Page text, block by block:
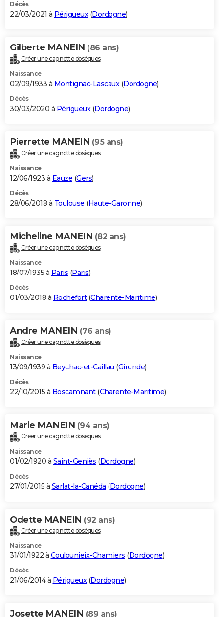
Décès
22/03/2021 à Périgueux(Dordogne)
Gilberte MANEIN (86 ans)
Créer une cagnotte obsèques
Naissance
02/09/1933 à Montignac-Lascaux(Dordogne)
Décès
30/03/2020 à Périgueux(Dordogne)
Pierrette MANEIN (95 ans)
Créer une cagnotte obsèques
Naissance
12/06/1923 à Eauze (Gers)
Décès
28/06/2018 à Toulouse (Haute-Garonne)
Micheline MANEIN (82 ans)
Créer une cagnotte obsèques
Naissance
18/07/1935 à Paris (Paris)
Décès
01/03/2018 à Rochefort(Charente-Maritime)
Andre MANEIN (76 ans)
Créer une cagnotte obsèques
Naissance
13/09/1939 à Beychac-et-Caillau (Gironde)
Décès
22/10/2015 à Boscamnant(Charente-Maritime)
Marie MANEIN (94 ans)
Créer une cagnotte obsèques
Naissance
01/02/1920 à Saint-Geniès (Dordogne)
Décès
27/01/2015 à Sarlat-la-Canéda (Dordogne)
Odette MANEIN (92 ans)
Créer une cagnotte obsèques
Naissance
31/01/1922 à Coulounieix-Chamiers (Dordogne)
Décès
21/06/2014 à Périgueux(Dordogne)
Josette MANEIN (89 ans)